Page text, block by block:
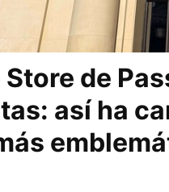
de
así ha